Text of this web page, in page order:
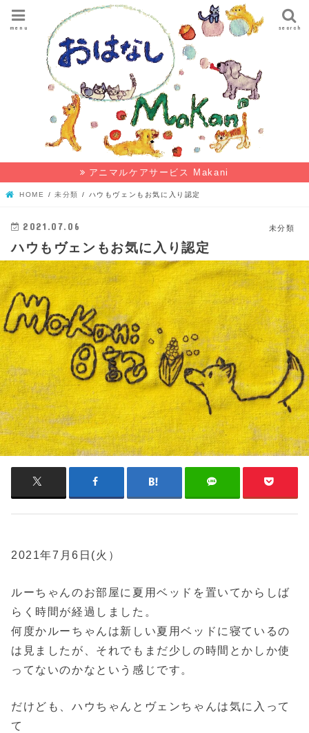
search
menu
アニマルケアサービス Makani
HOME 未分類 ハウもヴェンもお気に入り認定
未分類
2021.07.06
ハウもヴェンもお気に入り認定
2021年7月6日(火）
ルーちゃんのお部屋に夏用ベッドを置いてからしば
らく時間が経過しました。
何度かルーちゃんは新しい夏用ベッドに寝ているの
は見ましたが、それでもまだ少しの時間とかしか使
ってないのかなという感じです。
だけども、ハウちゃんとヴェンちゃんは気に入って
て